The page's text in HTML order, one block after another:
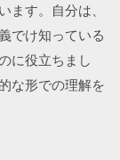
ます。自分は、
でけ知っている
に役立ちまし
な形での理解を